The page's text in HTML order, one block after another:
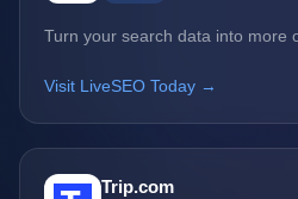
Turn your search data into more
Visit LiveSEO Today →
Trip.com